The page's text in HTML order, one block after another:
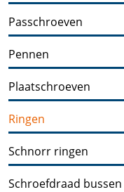
Passchroeven
Pennen
Plaatschroeven
Ringen
Schnorr ringen
Schroefdraad bussen